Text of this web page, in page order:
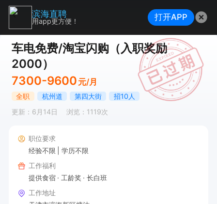
车电免费/淘宝闪购（入职奖励
2000）
7300-9600 元/月
全职 杭州道 第四大街
招10人
更新：6月14日
浏览：1119次
职位要求
经验不限
学历不限
工作福利
提供食宿
工龄奖
长白班
工作地址
滨海直聘
用app更方便！ 打开APP